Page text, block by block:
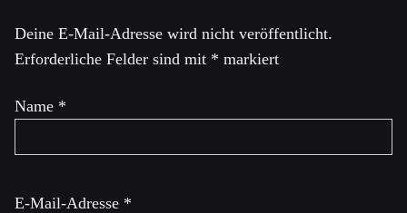
Deine E-Mail-Adresse wird nicht veröffentlicht.
Erforderliche Felder sind mit * markiert
Name *
E-Mail-Adresse *